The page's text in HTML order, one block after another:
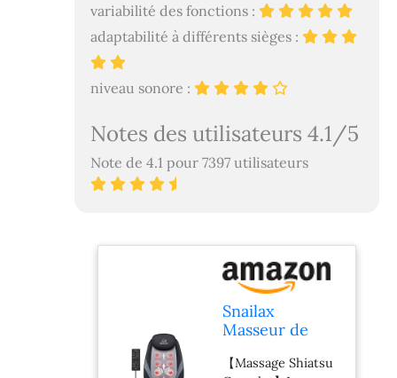
variabilité des fonctions :
adaptabilité à différents sièges :
niveau sonore :
Notes des utilisateurs 4.1/5
Note de 4.1 pour 7397 utilisateurs
Snailax
Masseur de
avec Chaleur,
【Massage Shiatsu